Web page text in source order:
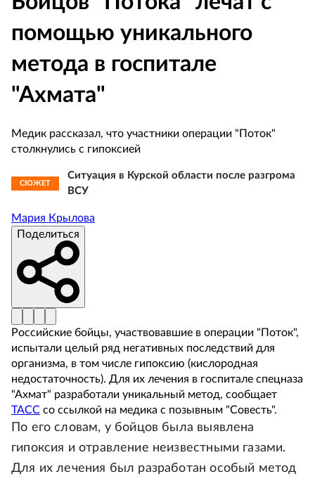
помощью уникального
метода в госпитале
"Ахмата"
Медик рассказал, что участники операции "Поток"
столкнулись с гипоксией
СЮЖЕТ
Ситуация в Курской области после разгрома
ВСУ
Мария Крылова
Поделиться
Российские бойцы, участвовавшие в операции "Поток",
испытали целый ряд негативных последствий для
организма, в том числе гипоксию (кислородная
недостаточность). Для их лечения в госпитале спецназа
"Ахмат" разработали уникальный метод, сообщает
ТАСС со ссылкой на медика с позывным "Совесть".
По его словам, у бойцов была выявлена
гипоксия и отравление неизвестными газами.
Для их лечения был разработан особый метод